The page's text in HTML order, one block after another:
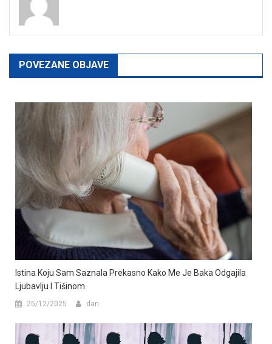
POVEZANE OBJAVE
Istina Koju Sam Saznala Prekasno Kako Me Je Baka Odgajila
Ljubavlju I Tišinom
25/12/2025 dan